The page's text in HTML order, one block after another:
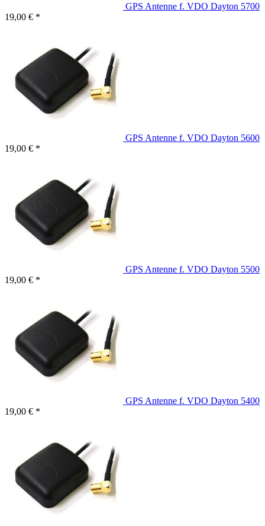
GPS Antenne f. VDO Dayton 5700
19,00 € *
GPS Antenne f. VDO Dayton 5600
19,00 € *
GPS Antenne f. VDO Dayton 5500
19,00 € *
GPS Antenne f. VDO Dayton 5400
19,00 € *